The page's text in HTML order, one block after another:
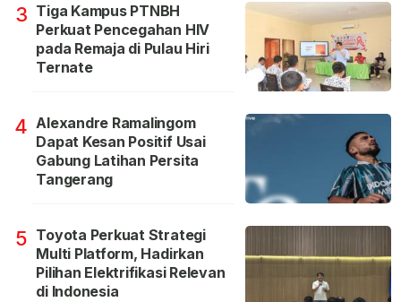
3 Tiga Kampus PTNBH
Perkuat Pencegahan HIV
pada Remaja di Pulau Hiri
Ternate
4 Alexandre Ramalingom
Dapat Kesan Positif Usai
Gabung Latihan Persita
Tangerang
5 Toyota Perkuat Strategi
Multi Platform, Hadirkan
Pilihan Elektrifikasi Relevan
di Indonesia